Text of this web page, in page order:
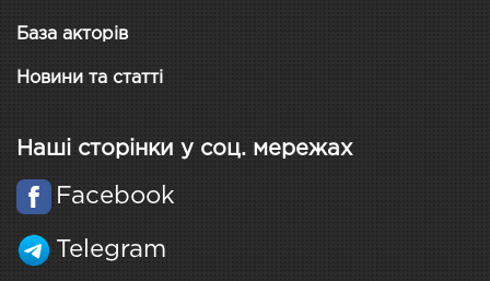
База акторів
Новини та статті
Наші сторінки у соц. мережах
Facebook
Telegram